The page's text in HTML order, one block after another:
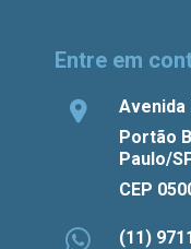
Entre em
Avenida
Portão
Paulo/
CEP
(11)